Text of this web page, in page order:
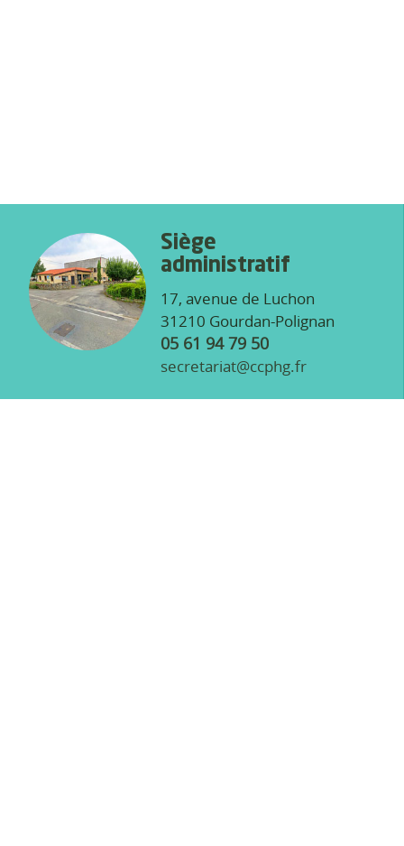
Siège
administratif
17, avenue de Luchon
31210 Gourdan-Polignan
05 61 94 79 50
secretariat@ccphg.fr